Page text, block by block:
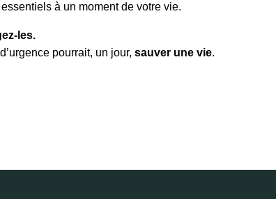
essentiels à un moment de votre vie.
les.
pourrait, un jour, sauver une vie.